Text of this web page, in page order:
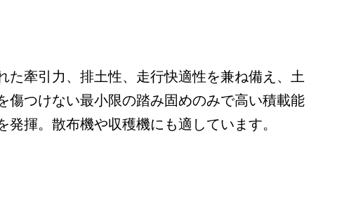
た牽引力、排土性、走行快適性を兼ね備え、土
傷つけない最小限の踏み固めのみで高い積載能
発揮。散布機や収穫機にも適しています。